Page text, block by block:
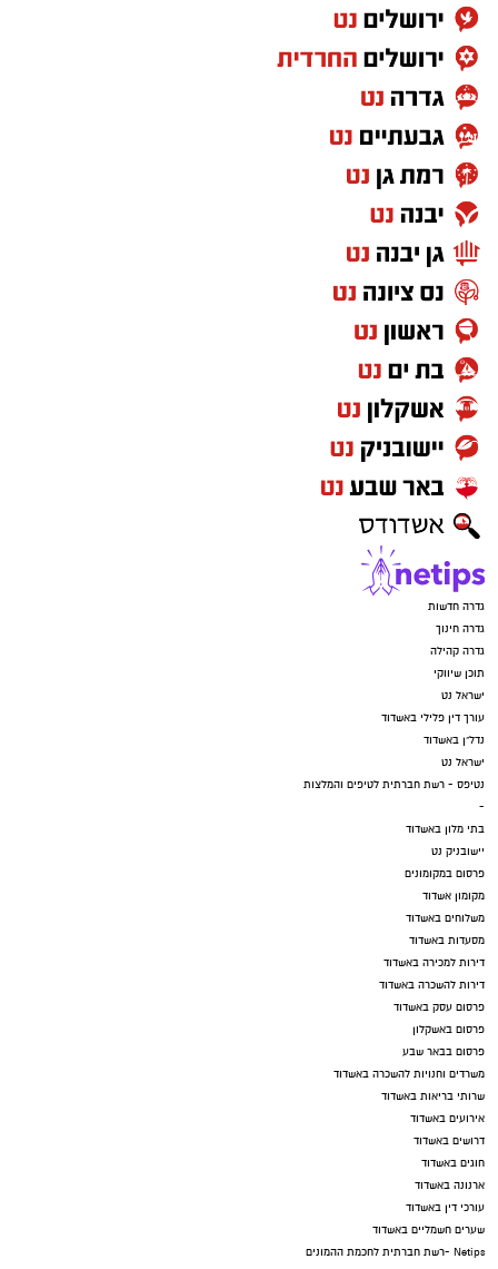
גדרה חדשות
גדרה חינוך
גדרה קהילה
תוכן שיווקי
ישראל נט
עורך דין פלילי באשדוד
נדל"ן באשדוד
ישראל נט
נטיפס - רשת חברתית לטיפים והמלצות
-
בתי מלון באשדוד
יישובניק נט
פרסום במקומונים
מקומון אשדוד
משלוחים באשדוד
מסעדות באשדוד
דירות למכירה באשדוד
דירות להשכרה באשדוד
פרסום עסק באשדוד
פרסום באשקלון
פרסום בבאר שבע
משרדים וחנויות להשכרה באשדוד
שרותי בריאות באשדוד
אירועים באשדוד
דרושים באשדוד
חוגים באשדוד
ארנונה באשדוד
עורכי דין באשדוד
שערים חשמליים באשדוד
Netips -רשת חברתית לחכמת ההמונים